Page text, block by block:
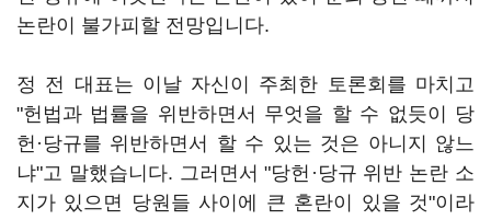
논란이 불가피할 전망입니다.
정 전 대표는 이날 자신이 주최한 토론회를 마치고
"헌법과 법률을 위반하면서 무엇을 할 수 없듯이 당
헌·당규를 위반하면서 할 수 있는 것은 아니지 않느
냐"고 말했습니다. 그러면서 "당헌·당규 위반 논란 소
지가 있으면 당원들 사이에 큰 혼란이 있을 것"이라